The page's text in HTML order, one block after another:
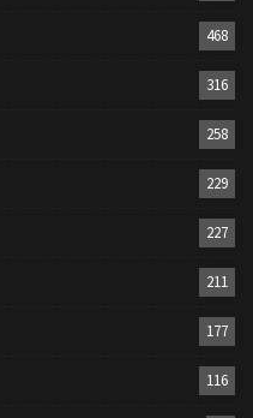
468
316
258
229
227
211
177
116